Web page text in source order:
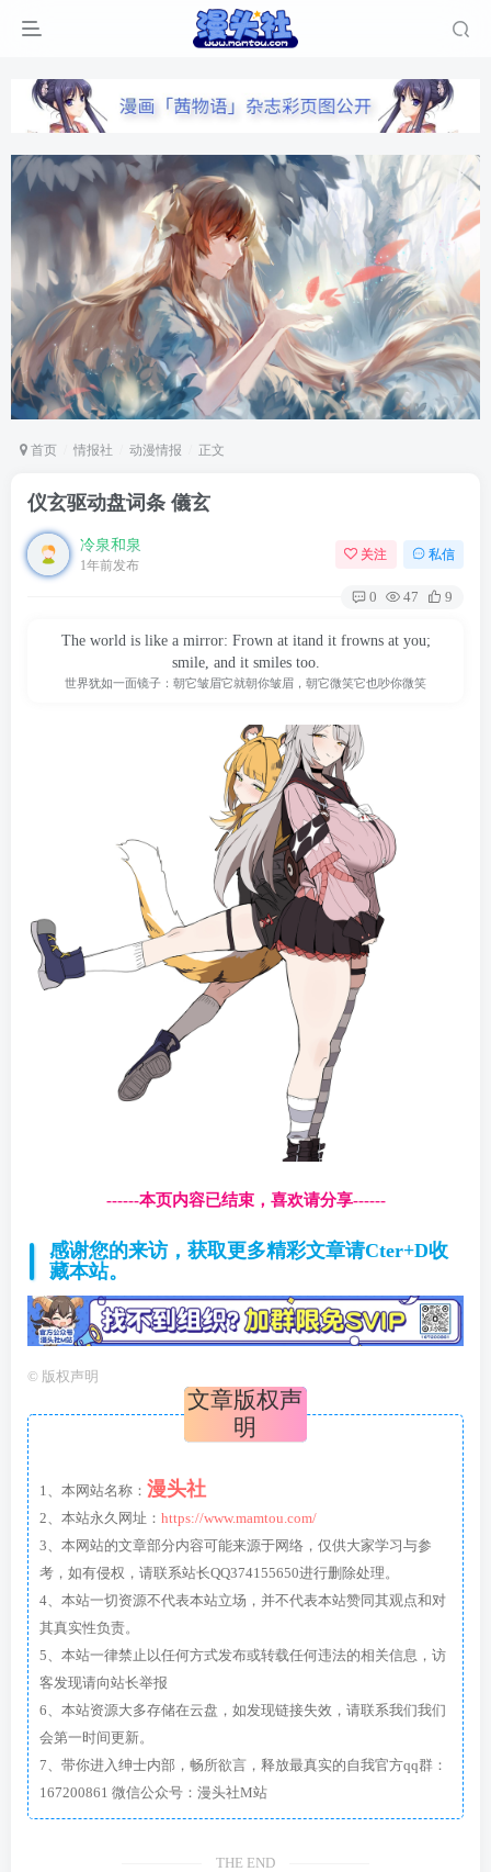
首页 情报社 动漫情报 正文
仪玄驱动盘词条 儀玄
冷泉和泉
1年前发布
关注 私信
0 47 9
The world is like a mirror: Frown at itand it frowns at you;
smile, and it smiles too.
世界犹如一面镜子：朝它皱眉它就朝你皱眉，朝它微笑它也吵你微笑
------本页内容已结束，喜欢请分享------
感谢您的来访，获取更多精彩文章请Cter+D收
藏本站。
© 版权声明
文章版权声
明
1、本网站名称： 漫头社
2、本站永久网址： https://www.mamtou.com/
3、本网站的文章部分内容可能来源于网络，仅供大家学习与参
考，如有侵权，请联系站长QQ374155650进行删除处理。
4、本站一切资源不代表本站立场，并不代表本站赞同其观点和对
其真实性负责。
5、本站一律禁止以任何方式发布或转载任何违法的相关信息，访
客发现请向站长举报
6、本站资源大多存储在云盘，如发现链接失效，请联系我们我们
会第一时间更新。
7、带你进入绅士内部，畅所欲言，释放最真实的自我官方qq群：
167200861 微信公众号：漫头社M站
THE END